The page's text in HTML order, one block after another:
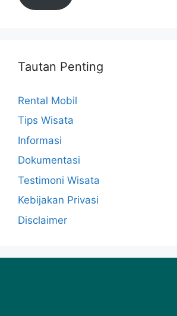
Tautan Penting
Rental Mobil
Tips Wisata
Informasi
Dokumentasi
Testimoni Wisata
Kebijakan Privasi
Disclaimer